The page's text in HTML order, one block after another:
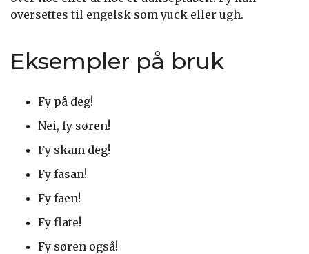
oversettes til engelsk som yuck eller ugh.
Eksempler på bruk
Fy på deg!
Nei, fy søren!
Fy skam deg!
Fy fasan!
Fy faen!
Fy flate!
Fy søren også!